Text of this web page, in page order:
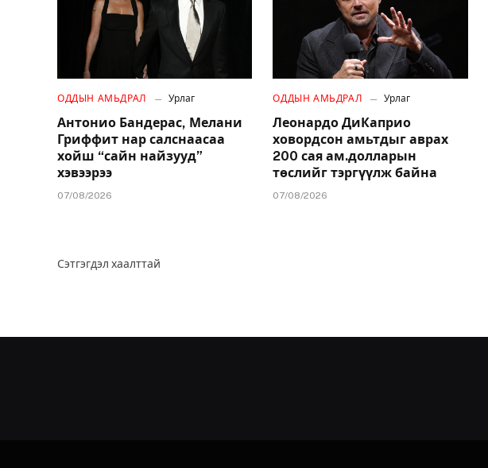
ОДДЫН АМЬДРАЛ Урлаг
Антонио Бандерас, Мелани
Гриффит нар салснаасаа
хойш “сайн найзууд”
хэвээрээ
07/08/2026
ОДДЫН АМЬДРАЛ Урлаг
Леонардо ДиКаприо
ховордсон амьтдыг аврах
200 сая ам.долларын
төслийг тэргүүлж байна
07/08/2026
Сэтгэгдэл хаалттай